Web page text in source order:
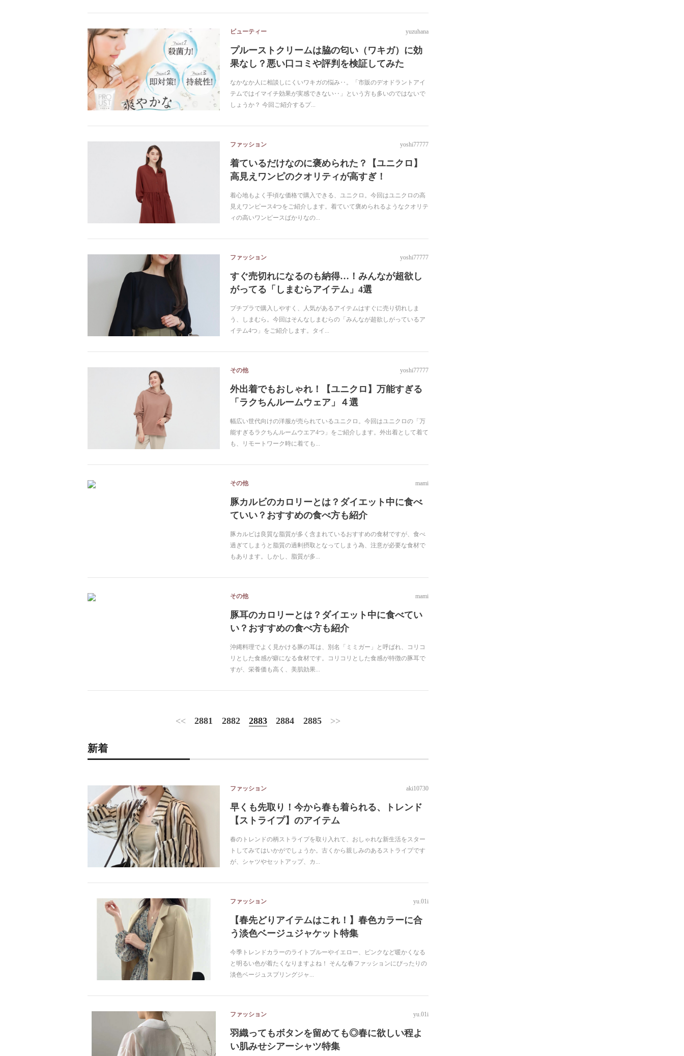
ビューティー yuzuhana
プルーストクリームは脇の匂い（ワキガ）に効
果なし？悪い口コミや評判を検証してみた
なかなか人に相談しにくいワキガの悩み‥。「市販のデオドラントアイ
テムではイマイチ効果が実感できない‥」という方も多いのではないで
しょうか？ 今回ご紹介するプ...
ファッション yoshi77777
着ているだけなのに褒められた？【ユニクロ】
高見えワンピのクオリティが高すぎ！
着心地もよく手頃な価格で購入できる、ユニクロ。今回はユニクロの高
見えワンピース4つをご紹介します。着ていて褒められるようなクオリテ
ィの高いワンピースばかりなの...
ファッション yoshi77777
すぐ売切れになるのも納得…！みんなが超欲し
がってる「しまむらアイテム」4選
プチプラで購入しやすく、人気があるアイテムはすぐに売り切れしま
う、しまむら。今回はそんなしまむらの「みんなが超欲しがっているア
イテム4つ」をご紹介します。タイ...
その他 yoshi77777
外出着でもおしゃれ！【ユニクロ】万能すぎる
「ラクちんルームウェア」４選
幅広い世代向けの洋服が売られているユニクロ。今回はユニクロの「万
能すぎるラクちんルームウエア4つ」をご紹介します。外出着として着て
も、リモートワーク時に着ても...
その他 mami
豚カルビのカロリーとは？ダイエット中に食べ
ていい？おすすめの食べ方も紹介
豚カルビは良質な脂質が多く含まれているおすすめの食材ですが、食べ
過ぎてしまうと脂質の過剰摂取となってしまう為、注意が必要な食材で
もあります。しかし、脂質が多...
その他 mami
豚耳のカロリーとは？ダイエット中に食べてい
い？おすすめの食べ方も紹介
沖縄料理でよく見かける豚の耳は、別名「ミミガー」と呼ばれ、コリコ
リとした食感が癖になる食材です。コリコリとした食感が特徴の豚耳で
すが、栄養価も高く、美肌効果...
<< 2881 2882 2883 2884 2885 >>
新着
ファッション aki10730
早くも先取り！今から春も着られる、トレンド
【ストライプ】のアイテム
春のトレンドの柄ストライプを取り入れて、おしゃれな新生活をスター
トしてみてはいかがでしょうか。古くから親しみのあるストライプです
が、シャツやセットアップ、カ...
ファッション yu.01i
【春先どりアイテムはこれ！】春色カラーに合
う淡色ベージュジャケット特集
今季トレンドカラーのライトブルーやイエロー、ピンクなど暖かくなる
と明るい色が着たくなりますよね！ そんな春ファッションにぴったりの
淡色ベージュスプリングジャ...
ファッション yu.01i
羽織ってもボタンを留めても◎春に欲しい程よ
い肌みせシアーシャツ特集